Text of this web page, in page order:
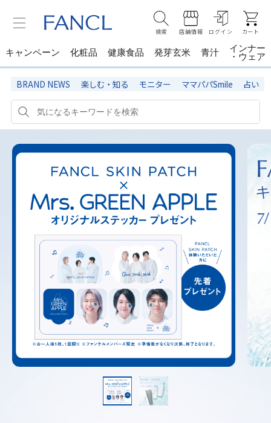
検索 店舗情報 ログイン カート
キャンペーン 化粧品 健康食品 発芽玄米 青汁
インナー
・ウェア
BRAND NEWS 楽しむ・知る モニター ママパパSmile 占い